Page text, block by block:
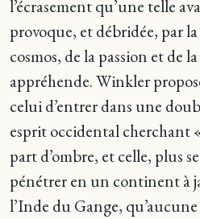
l’écrasement qu’une telle
provoque, et débridée, par
cosmos, de la passion et de
appréhende. Winkler
celui d’entrer dans une
esprit occidental cherchant
part d’ombre, et celle, plus
pénétrer en un continent à
l’Inde du Gange,